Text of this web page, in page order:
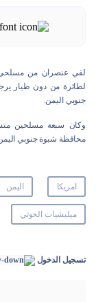
لقي عنصران من مسلحي
لطائرة من دون طيار
جنوبي اليمن.
وكان سبعة مسلحين
محافظة شبوة جنوبي
امريكا اليمن
ميليشيات الحوثي
تسجيل الدخول